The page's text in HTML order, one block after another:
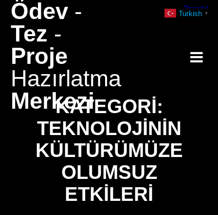
Ödev -
Tez -
Proje
Hazırlatma
MerkeziKATEGORI:
TEKNOLOJININ
KÜLTÜRÜMÜZE
OLUMSUZ
ETKILERI
Turkish ▼